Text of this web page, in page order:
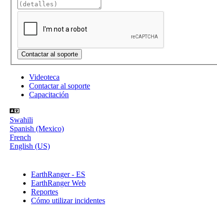
Videoteca
Contactar al soporte
Capacitación
Swahili
Spanish (Mexico)
French
English (US)
EarthRanger - ES
EarthRanger Web
Reportes
Cómo utilizar incidentes